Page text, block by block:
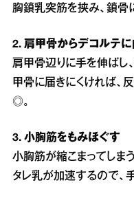
胸鎖乳突筋を挟み、鎖骨
2. 肩甲骨からデコルテに
肩甲骨辺りに手を伸ばし
甲骨に届きにくければ、
◎。
3. 小胸筋をもみほぐす
小胸筋が縮こまってしま
タレ乳が加速するので、